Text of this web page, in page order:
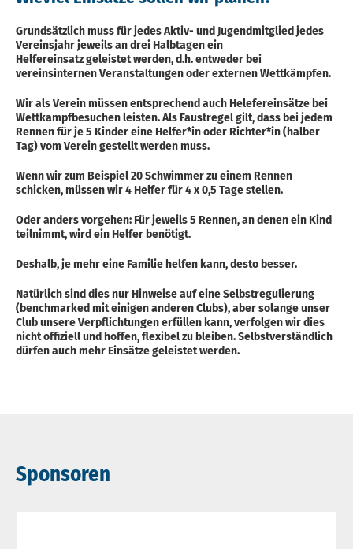
Grundsätzlich muss für jedes Aktiv- und Jugendmitglied jedes
Vereinsjahr jeweils an drei Halbtagen ein
Helfereinsatz geleistet werden, d.h. entweder bei
vereinsinternen Veranstaltungen oder externen Wettkämpfen.
Wir als Verein müssen entsprechend auch Helefereinsätze bei
Wettkampfbesuchen leisten. Als Faustregel gilt, dass bei jedem
Rennen für je 5 Kinder eine Helfer*in oder Richter*in (halber
Tag) vom Verein gestellt werden muss.
Wenn wir zum Beispiel 20 Schwimmer zu einem Rennen
schicken, müssen wir 4 Helfer für 4 x 0,5 Tage stellen.
Oder anders vorgehen: Für jeweils 5 Rennen, an denen ein Kind
teilnimmt, wird ein Helfer benötigt.
Deshalb, je mehr eine Familie helfen kann, desto besser.
Natürlich sind dies nur Hinweise auf eine Selbstregulierung
(benchmarked mit einigen anderen Clubs), aber solange unser
Club unsere Verpflichtungen erfüllen kann, verfolgen wir dies
nicht offiziell und hoffen, flexibel zu bleiben. Selbstverständlich
dürfen auch mehr Einsätze geleistet werden.
Sponsoren